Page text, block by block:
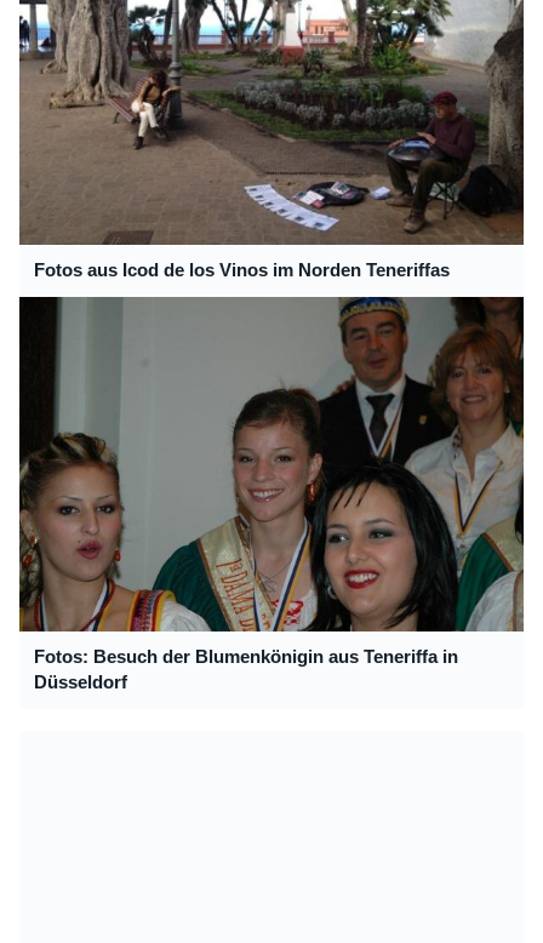
Fotos aus Icod de los Vinos im Norden Teneriffas
Fotos: Besuch der Blumenkönigin aus Teneriffa in
Düsseldorf